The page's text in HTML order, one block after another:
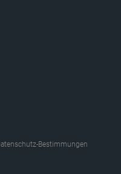
Bestimmungen